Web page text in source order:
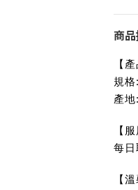
商
【
規
產地
【
每日
【